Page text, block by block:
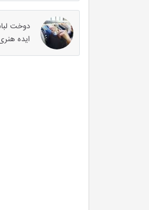
دوخت
ایده